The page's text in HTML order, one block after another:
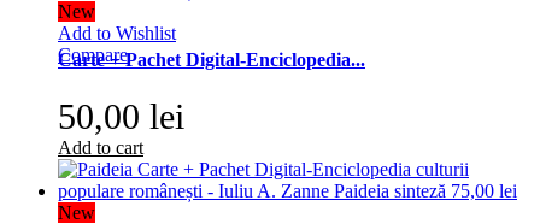
New
Add to Wishlist
Compare
Carte + Pachet Digital-Enciclopedia...
50,00 lei
Add to cart
New